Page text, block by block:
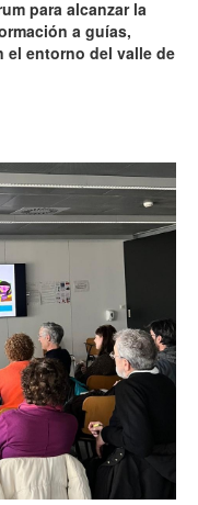
para alcanzar la
a guías,
el entorno del valle de